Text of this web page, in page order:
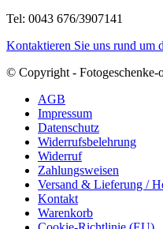
Tel: 0043 676/3907141
Kontaktieren Sie uns rund um
© Copyright - Fotogeschenke-
AGB
Impressum
Datenschutz
Widerrufsbelehrung
Widerruf
Zahlungsweisen
Versand & Lieferung /
Kontakt
Warenkorb